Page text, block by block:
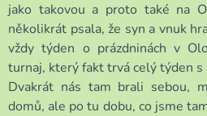
jako takovou a proto také na
několikrát psala, že syn a vnuk
vždy týden o prázdninách v
turnaj, který fakt trvá celý týden s
Dvakrát nás tam brali sebou,
domů, ale po tu dobu, co jsme